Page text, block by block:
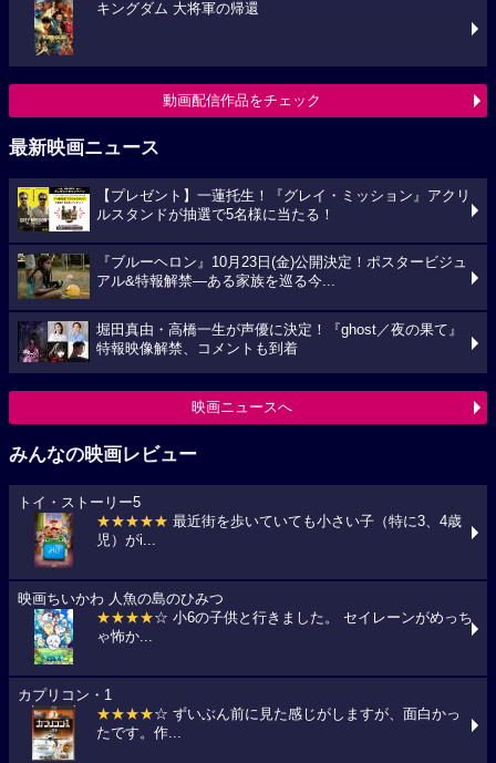
キングダム 大将軍の帰還
動画配信作品をチェック
最新映画ニュース
【プレゼント】一蓮托生！『グレイ・ミッション』アクリ
ルスタンドが抽選で5名様に当たる！
『ブルーヘロン』10月23日(金)公開決定！ポスタービジュ
アル&特報解禁―ある家族を巡る今...
堀田真由・高橋一生が声優に決定！『ghost／夜の果て』
特報映像解禁、コメントも到着
映画ニュースへ
みんなの映画レビュー
トイ・ストーリー5
★★★★★ 最近街を歩いていても小さい子（特に3、4歳
児）がi...
映画ちいかわ 人魚の島のひみつ
★★★★☆ 小6の子供と行きました。 セイレーンがめっち
ゃ怖か...
カプリコン・1
★★★★☆ ずいぶん前に見た感じがしますが、面白かっ
たです。作...